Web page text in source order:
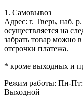
1. Самовывоз
Адрес: г. Тверь, наб.
осуществляется на
забрать товар можно
отсрочки платежа.
* кроме выходных и
Режим работы: Пн-Пт:
Выходной